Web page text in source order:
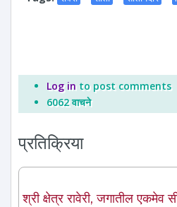
Log in to post comments
6062 वाचने
प्रतिक्रिया
श्री क्षेत्र रावेरी, जगातील एकमेव